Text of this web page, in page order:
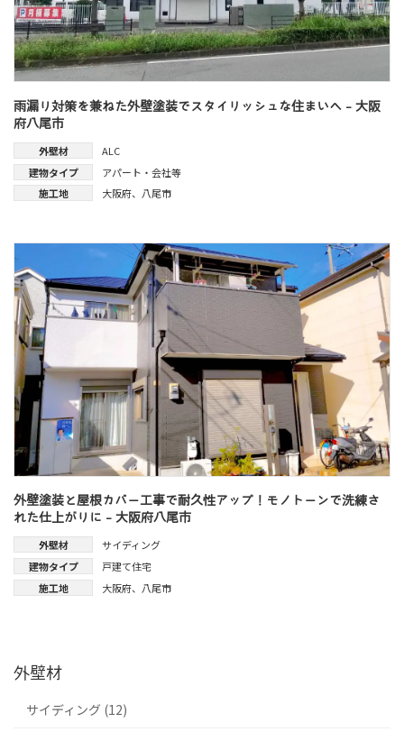
雨漏り対策を兼ねた外壁塗装でスタイリッシュな住まいへ - 大阪
府八尾市
外壁材
ALC
建物タイプ
アパート・会社等
施工地
大阪府、 八尾市
外壁塗装と屋根カバー工事で耐久性アップ！モノトーンで洗練さ
れた仕上がりに - 大阪府八尾市
外壁材
サイディング
建物タイプ
戸建て住宅
施工地
大阪府、 八尾市
外壁材
サイディング (12)